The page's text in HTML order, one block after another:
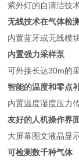
紫外灯的自清洁技
无线技术在气体检
内置蓝牙或无线模
内置强力采样泵
可外接长达30m的
智能的温度和零点
内置温度湿度压力
友好的人机操作界
大屏幕图文液晶显
可检测数千种气体